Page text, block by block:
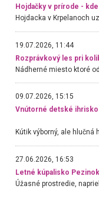
Hojdačky v prírode -
19.07.2026, 11:44
Rozprávkový les pri
09.07.2026, 15:15
Vnútorné detské ihrisko
27.06.2026, 16:53
Letné kúpalisko Pezinok